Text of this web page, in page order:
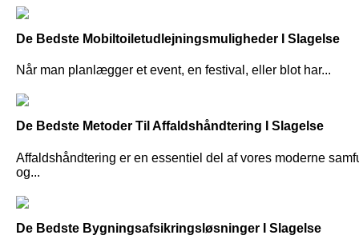
De Bedste Mobiltoiletudlejningsmuligheder I Slagelse
Når man planlægger et event, en festival, eller blot har...
De Bedste Metoder Til Affaldshåndtering I Slagelse
Affaldshåndtering er en essentiel del af vores moderne
og...
De Bedste Bygningsafsikringsløsninger I Slagelse